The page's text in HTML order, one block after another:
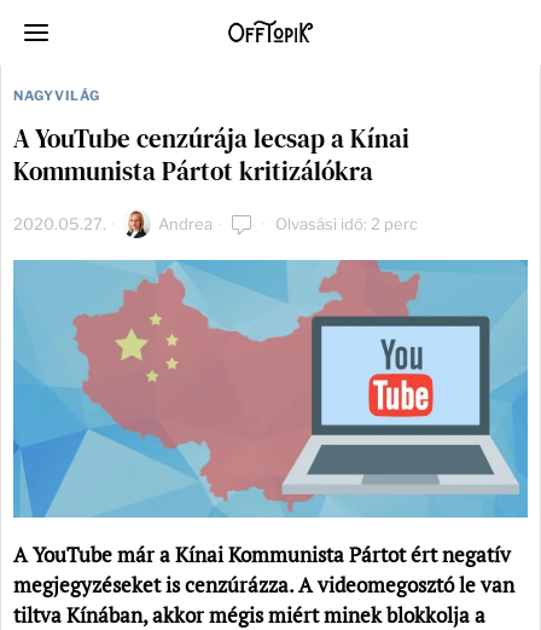
NAGYVILÁG
A YouTube cenzúrája lecsap a Kínai
Kommunista Pártot kritizálókra
2020.05.27. Andrea Olvasási idő: 2 perc
A YouTube már a Kínai Kommunista Pártot ért negatív
megjegyzéseket is cenzúrázza. A videomegosztó le van
tiltva Kínában, akkor mégis miért minek blokkolja a